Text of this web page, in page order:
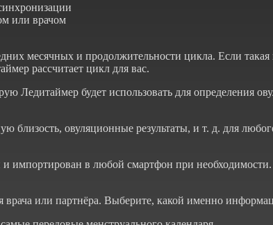
или врачом
месячных и продолжительности цикла. Если
рассчитает цикл для вас.
Ледитаймер будет использовать для определения
близость, овуляционные результаты, и т. д. для
импортирован в любой смартфон при
или партнёра. Выберите, какой именно